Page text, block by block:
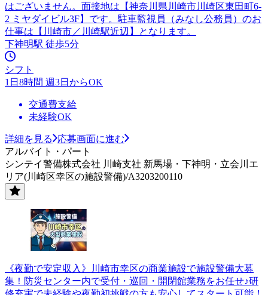
はございません。面接地は【神奈川県川崎市川崎区東田町6-
2 ミヤダイビル3F】です。駐車監視員（みなし公務員）のお
仕事は【川崎市／川崎駅近辺】となります。
下神明駅 徒歩5分
シフト
1日8時間 週3日からOK
交通費支給
未経験OK
詳細を見る
応募画面に進む
アルバイト・パート
シンテイ警備株式会社 川崎支社 新馬場・下神明・立会川エ
リア(川崎区幸区の施設警備)/A3203200110
《夜勤で安定収入》川崎市幸区の商業施設で施設警備大募
集！防災センター内で受付・巡回・開閉館業務をお任せ♪研